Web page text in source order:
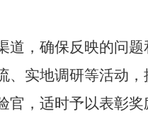
道，确保反映的问
、实地调研等活动，
官，适时予以表彰奖